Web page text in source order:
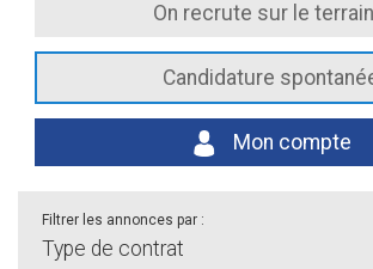
On recrute sur le terrain
Candidature
Mon compte
Filtrer les annonces par :
Type de contrat